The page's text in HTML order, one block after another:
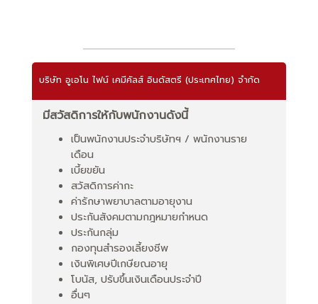
บริษัท อูเอโน ไฟน์ เคมีคัลส์ อินดัสตรี (ประเทศไทย) จํากัด
มีสวัสดิการให้กับพนักงานดังนี้
เป็นพนักงานประจําบริษัทฯ / พนักงานราย
เดือน
เบี้ยขยัน
สวัสดิการค่ากะ
ค่ารักษาพยาบาลตามอายุงาน
ประกันสังคมตามกฎหมายกำหนด
ประกันกลุ่ม
กองทุนสำรองเลี้ยงชีพ
เงินพิเศษปีเกษียณอายุ
โบนัส, ปรับขึ้นเงินเดือนประจำปี
อื่นๆ